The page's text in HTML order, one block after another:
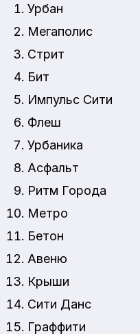
Урбан
Мегаполис
Стрит
Бит
Импульс Сити
Флеш
Урбаника
Асфальт
Ритм Города
Метро
Бетон
Авеню
Крыши
Сити Данс
Граффити